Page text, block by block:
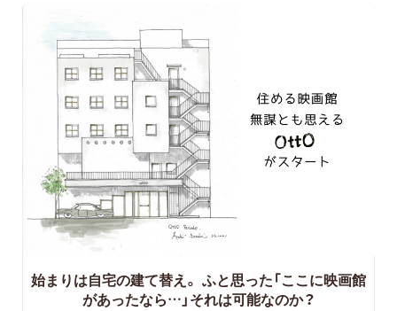
始まりは自宅の建て替え。 ふと思った「ここに映画館
があったなら…」それは可能なのか？